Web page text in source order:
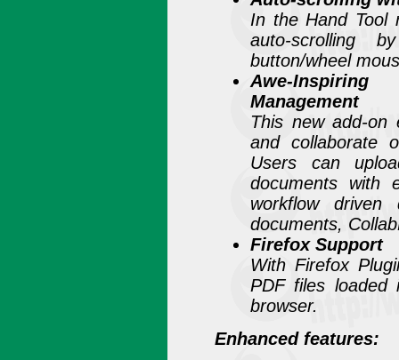
In the Hand Tool
auto-scrolling
button/wheel
Awe-
Management
This new add-on
and collaborate
Users can
documents with
workflow driven
documents,
Firefox Support
With Firefox
PDF files loaded
browser.
Enhanced features: